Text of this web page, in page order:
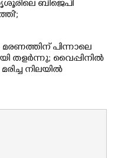
ബിജെപി
പിന്നാലെ
തളർന്നു; വൈപ്പിനിൽ
നിലയിൽ